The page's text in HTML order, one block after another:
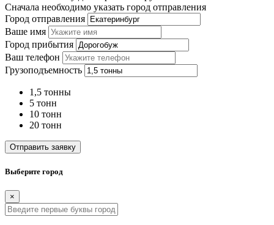
Сначала необходимо указать город отправления
Город отправления
Ваше имя
Город прибытия
Ваш телефон
Грузоподъемность
1,5 тонны
5 тонн
10 тонн
20 тонн
Отправить заявку
Выберите город
×